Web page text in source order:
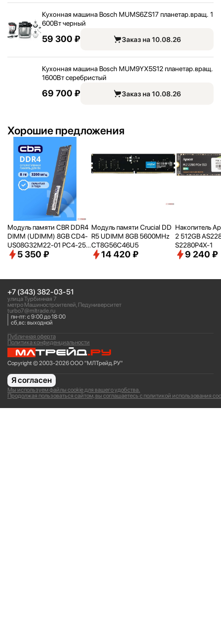
Кухонная машина Bosch MUMS6ZS17 планетар.вращ. 1
600Вт черный
59 300 ₽ Заказ на 10.08.26
Кухонная машина Bosch MUM9YX5S12 планетар.вращ.
1600Вт серебристый
69 700 ₽ Заказ на 10.08.26
Хорошие предложения
Модуль памяти CBR DDR4
DIMM (UDIMM) 8GB CD4-
US08G32M22-01 PC4-256
00, 3200MHz, CL22, 1.2V
5 350 ₽
Модуль памяти Crucial DD
R5 UDIMM 8GB 5600MHz
CT8G56C46U5
14 420 ₽
Накопитель
2 512GB
S2280P4X-1
9 240 ₽
+7 (343) 382-03-51
улица Турбинная 7
метро Машиностроителей, Педуниверситет
turbo7@mltrade.ru
пн-пт: с 9:00 до 18:00
сб,вс: выходной
Copyright © 2003-2026 ООО "МЛТрейд.РУ"
Политика конфиденциальности
Публичная оферта
Мы используем файлы cookie для вашего удобства.
Продолжая пользоваться сайтом, вы соглашаетесь с политикой использования
Я согласен